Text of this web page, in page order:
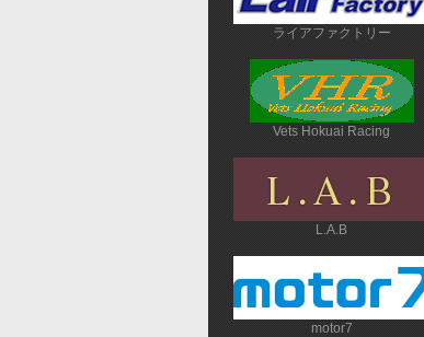
ライアファクトリー
Vets Hokuai Racing
L.A.B
motor7